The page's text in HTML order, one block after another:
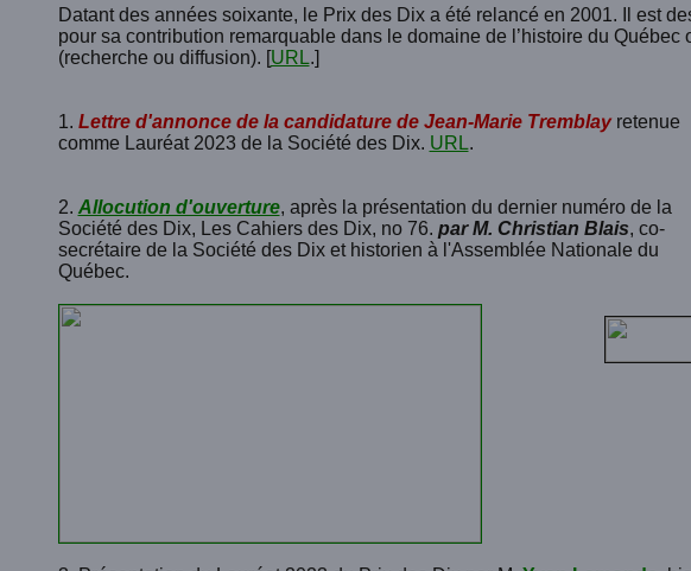
Datant des années soixante, le Prix des Dix a été relancé en 2001. Il est
pour sa contribution remarquable dans le domaine de l’histoire du Québec
(recherche ou diffusion). [URL.]
1. Lettre d'annonce de la candidature de Jean-Marie Tremblayretenue
comme Lauréat 2023 de la Société des Dix. URL.
2. Allocution d'ouverture, après la présentation du dernier numéro de la
Société des Dix, Les Cahiers des Dix, no 76. par M. Christian Blais, co-
secrétaire de la Société des Dix et historien à l'Assemblée Nationale du
Québec.